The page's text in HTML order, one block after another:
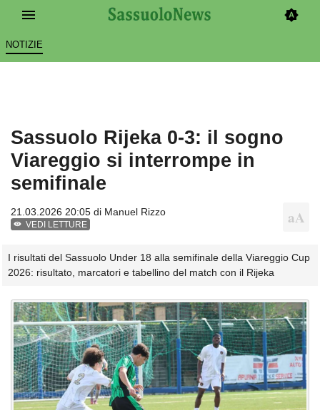
NOTIZIE
Sassuolo Rijeka 0-3: il sogno
Viareggio si interrompe in
semifinale
21.03.2026 20:05 di Manuel Rizzo
VEDI LETTURE
I risultati del Sassuolo Under 18 alla semifinale della Viareggio Cup
2026: risultato, marcatori e tabellino del match con il Rijeka